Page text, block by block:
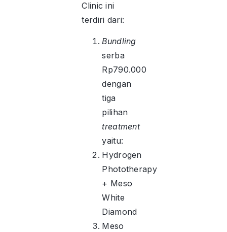
Clinic ini
terdiri dari:
Bundling
serba
Rp790.000
dengan
tiga
pilihan
treatment
yaitu:
Hydrogen
Phototherapy
+ Meso
White
Diamond
Meso